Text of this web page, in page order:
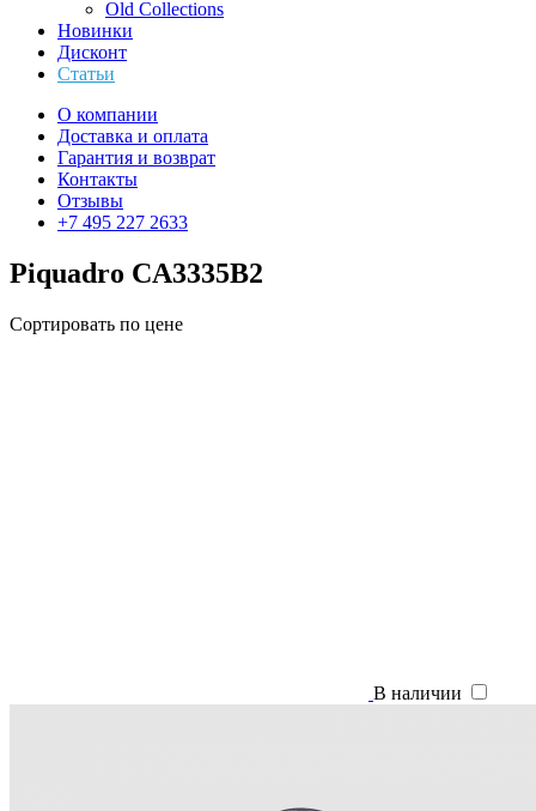
Old Collections
Новинки
Дисконт
Статьи
О компании
Доставка и оплата
Гарантия и возврат
Контакты
Отзывы
+7 495 227 2633
Piquadro CA3335B2
Сортировать по цене
В наличии